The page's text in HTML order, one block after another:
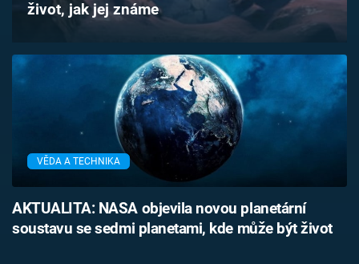
život, jak jej známe
VĚDA A TECHNIKA
AKTUALITA: NASA objevila novou planetární
soustavu se sedmi planetami, kde může být život